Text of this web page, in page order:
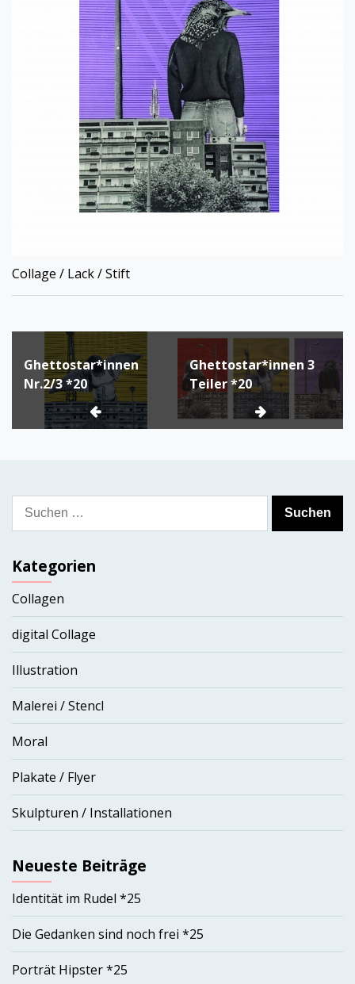
Collage / Lack / Stift
Beitragsnavigation
Ghettostar*innen
Nr.2/3 *20
Ghettostar*innen 3
Teiler *20
Suchen
nach:
Kategorien
Collagen
digital Collage
Illustration
Malerei / Stencl
Moral
Plakate / Flyer
Skulpturen / Installationen
Neueste Beiträge
Identität im Rudel *25
Die Gedanken sind noch frei *25
Porträt Hipster *25